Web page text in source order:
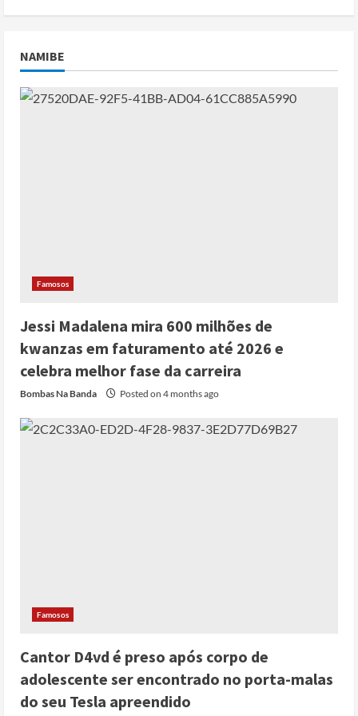
NAMIBE
Famosos
Jessi Madalena mira 600 milhões de
kwanzas em faturamento até 2026 e
celebra melhor fase da carreira
Bombas Na Banda Posted on 4 months ago
Famosos
Cantor D4vd é preso após corpo de
adolescente ser encontrado no porta-malas
do seu Tesla apreendidoCole Allen, Suspeito do tiroteio no